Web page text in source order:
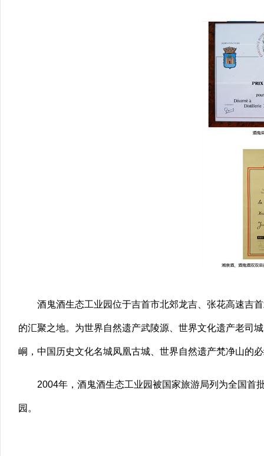
酒鬼酒生态工业园位于吉首市北郊龙吉、张花高速吉
的汇聚之地。为世界自然遗产武陵源、世界文化遗产老司
峒，中国历史文化名城凤凰古城、世界自然遗产梵净山的
2004年，酒鬼酒生态工业园被国家旅游局列为全国首
园。